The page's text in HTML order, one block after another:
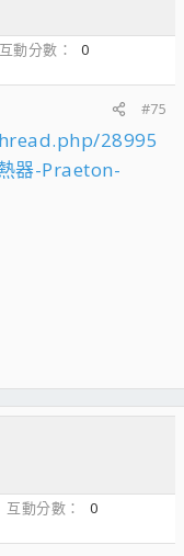
互動分數
0
#75
28995
器-Praeton-
互動分數
0